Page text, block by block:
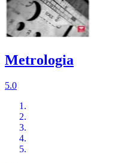
Metrologia
5.0